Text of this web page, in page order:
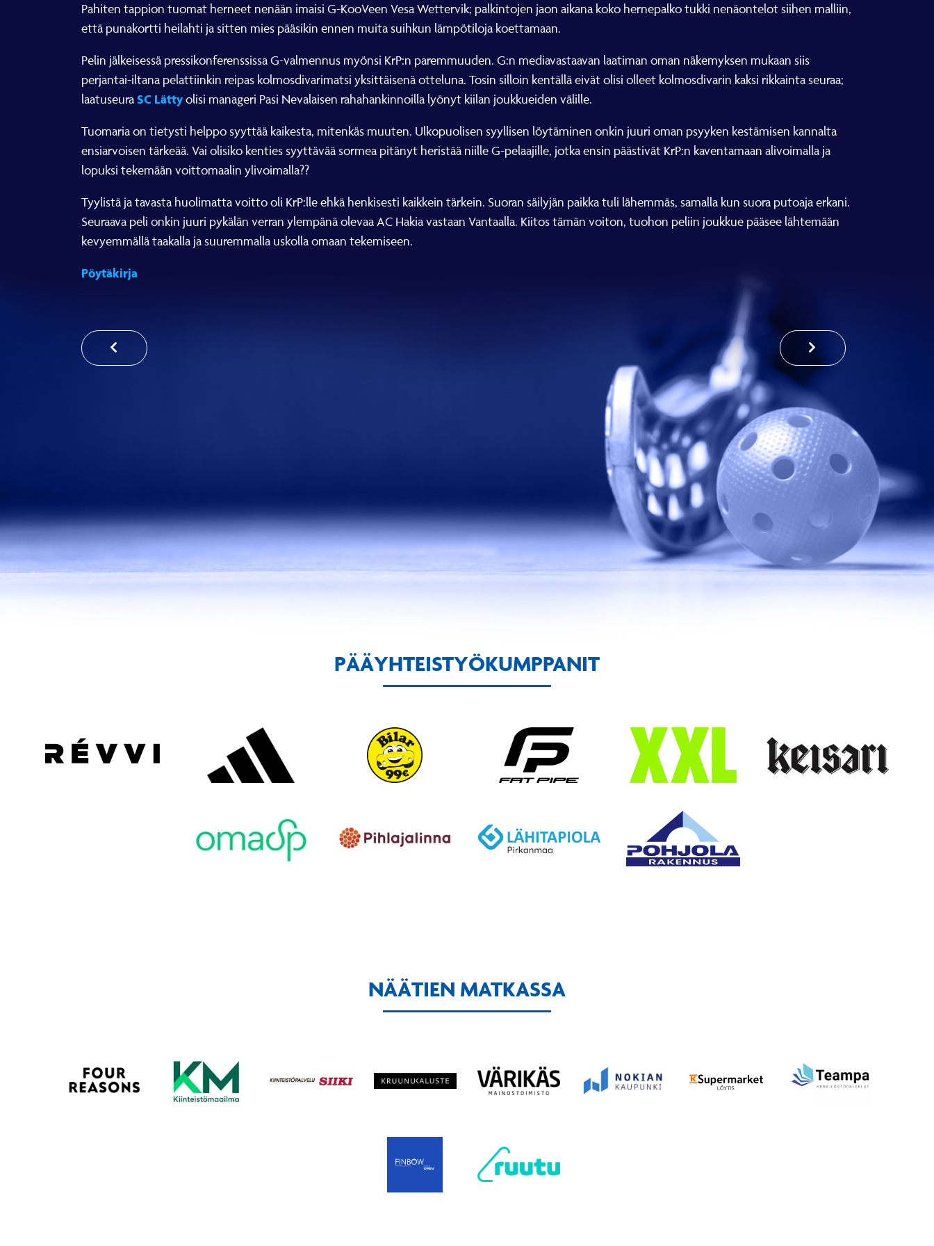
Pahiten tappion tuomat herneet nenään imaisi G-KooVeen Vesa Wettervik; palkintojen jaon aikana koko hernepalko tukki nenäontelot siihen malliin,
että punakortti heilahti ja sitten mies pääsikin ennen muita suihkun lämpötiloja koettamaan.
Pelin jälkeisessä pressikonferenssissa G-valmennus myönsi KrP:n paremmuuden. G:n mediavastaavan laatiman oman näkemyksen mukaan siis
perjantai-iltana pelattiinkin reipas kolmosdivarimatsi yksittäisenä otteluna. Tosin silloin kentällä eivät olisi olleet kolmosdivarin kaksi rikkainta seuraa;
laatuseuraSC Lättyolisi manageri Pasi Nevalaisen rahahankinnoilla lyönyt kiilan joukkueiden välille.
Tuomaria on tietysti helppo syyttää kaikesta, mitenkäs muuten. Ulkopuolisen syyllisen löytäminen onkin juuri oman psyyken kestämisen kannalta
ensiarvoisen tärkeää. Vai olisiko kenties syyttävää sormea pitänyt heristää niille G-pelaajille, jotka ensin päästivät KrP:n kaventamaan alivoimalla ja
lopuksi tekemään voittomaalin ylivoimalla??
Tyylistä ja tavasta huolimatta voitto oli KrP:lle ehkä henkisesti kaikkein tärkein. Suoran säilyjän paikka tuli lähemmäs, samalla kun suora putoaja erkani.
Seuraava peli onkin juuri pykälän verran ylempänä olevaa AC Hakia vastaan Vantaalla. Kiitos tämän voiton, tuohon peliin joukkue pääsee lähtemään
kevyemmällä taakalla ja suuremmalla uskolla omaan tekemiseen.
Pöytäkirja
PÄÄYHTEISTYÖKUMPPANIT
NÄÄTIEN MATKASSA